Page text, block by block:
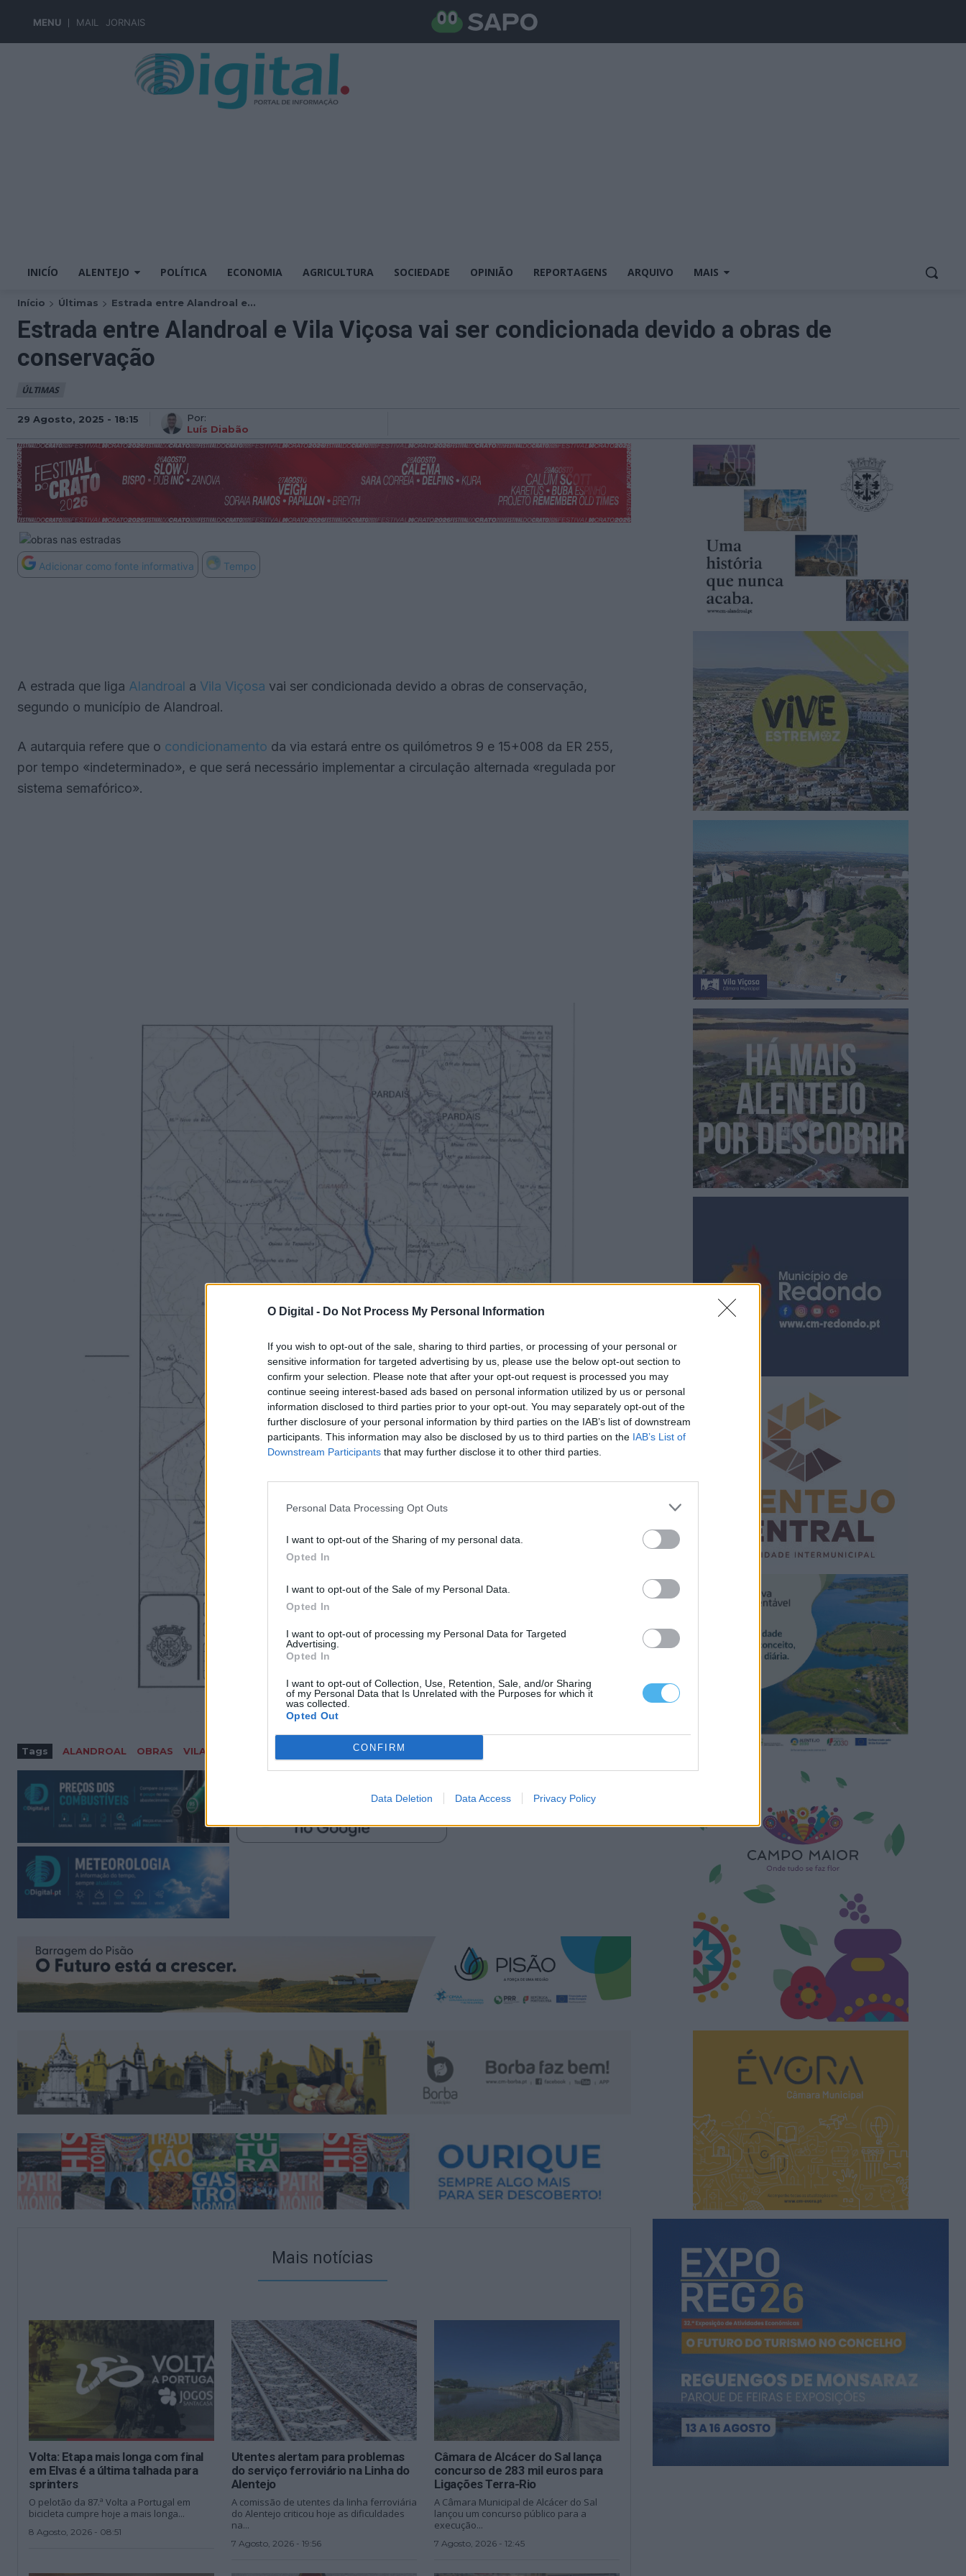
O Digital - Do Not Process My Personal Information
If you wish to opt-out of the sale, sharing to third parties, or processing of your personal or
sensitive information for targeted advertising by us, please use the below opt-out section to
confirm your selection. Please note that after your opt-out request is processed you may
continue seeing interest-based ads based on personal information utilized by us or personal
information disclosed to third parties prior to your opt-out. You may separately opt-out of the
further disclosure of your personal information by third parties on the IAB’s list of downstream
participants. This information may also be disclosed by us to third parties on the IAB’s List of
Downstream Participants that may further disclose it to other third parties.
Personal Data Processing Opt Outs
I want to opt-out of the Sharing of my personal data.
Opted In
I want to opt-out of the Sale of my Personal Data.
Opted In
I want to opt-out of processing my Personal Data for Targeted
Advertising.
Opted In
I want to opt-out of Collection, Use, Retention, Sale, and/or Sharing
of my Personal Data that Is Unrelated with the Purposes for which it
was collected.
Opted Out
CONFIRM
Data Deletion Data Access Privacy Policy
MENU MAIL JORNAIS
INICÍO ALENTEJO POLÍTICA ECONOMIA AGRICULTURA SOCIEDADE OPINIÃO REPORTAGENS ARQUIVO MAIS
Início Últimas Estrada entre Alandroal e...
Estrada entre Alandroal e Vila Viçosa vai ser condicionada devido a obras de
conservação
ÚLTIMAS
29 Agosto, 2025 - 18:15
Por:
Luís Diabão
Adicionar como fonte informativa Tempo
A estrada que liga Alandroal a Vila Viçosa vai ser condicionada devido a obras de conservação,
segundo o município de Alandroal.
A autarquia refere que o condicionamento da via estará entre os quilómetros 9 e 15+008 da ER 255,
por tempo «indeterminado», e que será necessário implementar a circulação alternada «regulada por
sistema semafórico».
Tags ALANDROAL OBRAS VILA VIÇOSA
Mais notícias
Volta: Etapa mais longa com final
em Elvas é a última talhada para
sprinters
O pelotão da 87.ª Volta a Portugal em
bicicleta cumpre hoje a mais longa...
8 Agosto, 2026 - 08:51
Utentes alertam para problemas
do serviço ferroviário na Linha do
Alentejo
A comissão de utentes da linha ferroviária
do Alentejo criticou hoje as dificuldades
na...
7 Agosto, 2026 - 19:56
Câmara de Alcácer do Sal lança
concurso de 283 mil euros para
Ligações Terra-Rio
A Câmara Municipal de Alcácer do Sal
lançou um concurso público para a
execução...
7 Agosto, 2026 - 12:45